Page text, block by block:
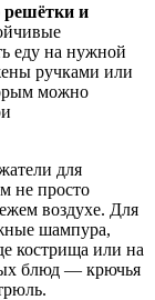
решётки и
еду на нужной
ручками или
можно
для
не просто
воздухе. Для
шампура,
кострища или на
блюд — крючья